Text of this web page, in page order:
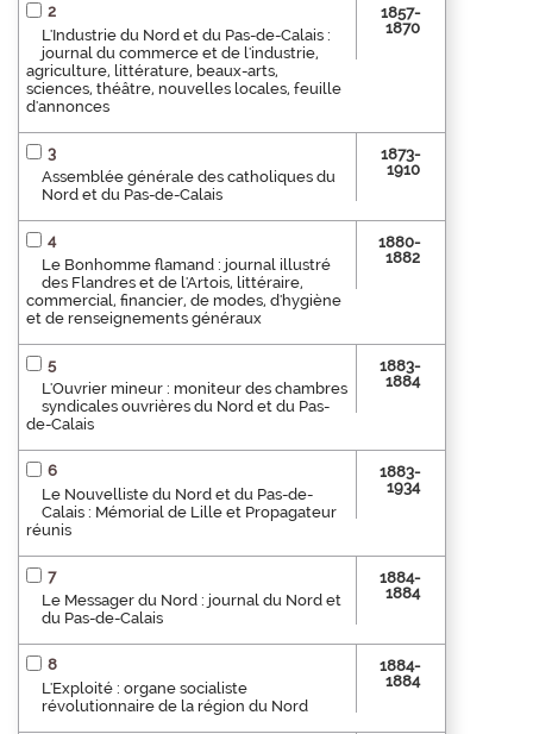
2
L'Industrie du Nord et du Pas-de-Calais :
journal du commerce et de l'industrie,
agriculture, littérature, beaux-arts,
sciences, théâtre, nouvelles locales, feuille
d'annonces
1857-
1870
3
Assemblée générale des catholiques du
Nord et du Pas-de-Calais
1873-
1910
4
Le Bonhomme flamand : journal illustré
des Flandres et de l'Artois, littéraire,
commercial, financier, de modes, d'hygiène
et de renseignements généraux
1880-
1882
5
L'Ouvrier mineur : moniteur des chambres
syndicales ouvrières du Nord et du Pas-
de-Calais
1883-
1884
6
Le Nouvelliste du Nord et du Pas-de-
Calais : Mémorial de Lille et Propagateur
réunis
1883-
1934
7
Le Messager du Nord : journal du Nord et
du Pas-de-Calais
1884-
1884
8
L'Exploité : organe socialiste
révolutionnaire de la région du Nord
1884-
1884